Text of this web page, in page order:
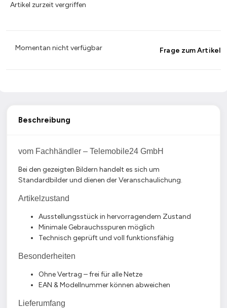
Artikel zurzeit vergriffen
Momentan nicht verfügbar Frage zum Artikel
Beschreibung
vom Fachhändler – Telemobile24 GmbH
Bei den gezeigten Bildern handelt es sich um
Standardbilder und dienen der Veranschaulichung.
Artikelzustand
Ausstellungsstück in hervorragendem Zustand
Minimale Gebrauchsspuren möglich
Technisch geprüft und voll funktionsfähig
Besonderheiten
Ohne Vertrag – frei für alle Netze
EAN & Modellnummer können abweichen
Lieferumfang